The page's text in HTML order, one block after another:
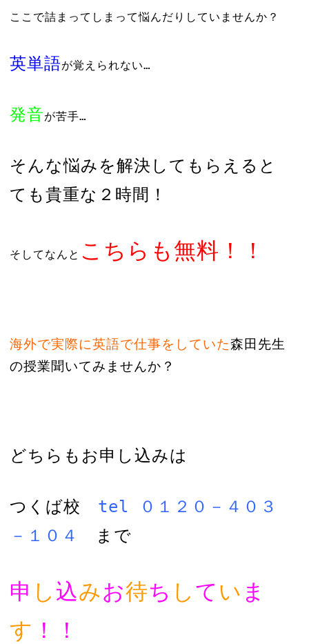
ここで詰まってしまって悩んだりしていませんか？
英単語が覚えられない…
発音が苦手…
そんな悩みを解決してもらえると
ても貴重な２時間！
そしてなんと こちらも無料！！
海外で実際に英語で仕事をしていた森田先生
の授業聞いてみませんか？
どちらもお申し込みは
つくば校 tel ０１２０－４０３
－１０４
まで
申 し 込みお待ち し て い ま
す ！！